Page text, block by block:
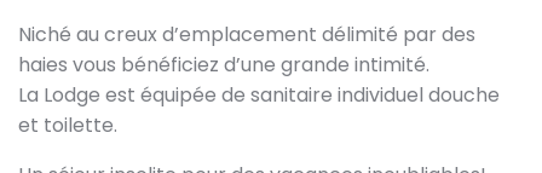
Niché au creux d’emplacement délimité par des
haies vous bénéficiez d’une grande intimité.
La Lodge est équipée de sanitaire individuel douche
et toilette.